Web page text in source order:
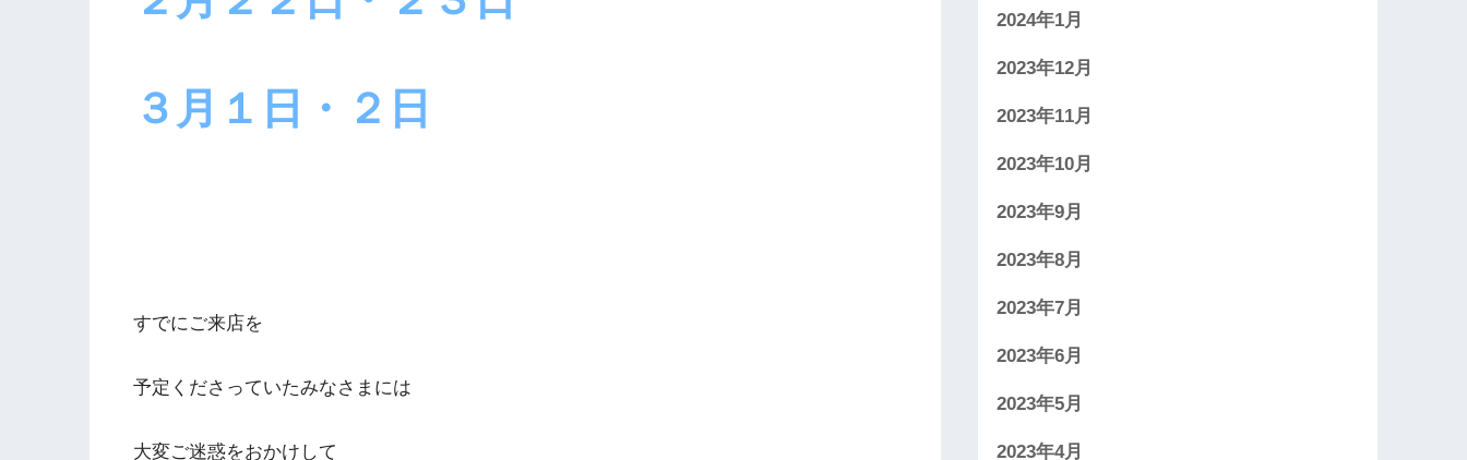
３月１日・２日
すでにご来店を
予定くださっていたみなさまには
大変ご迷惑をおかけして
2024年1月
2023年12月
2023年11月
2023年10月
2023年9月
2023年8月
2023年7月
2023年6月
2023年5月
2023年4月